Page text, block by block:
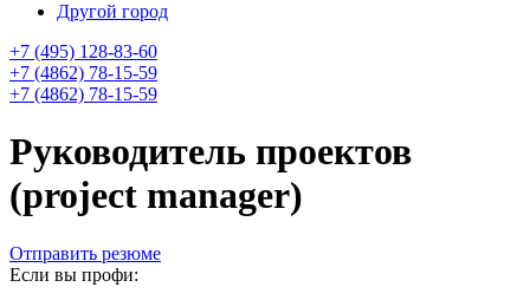
Другой город
+7 (495) 128-83-60
+7 (4862) 78-15-59
+7 (4862) 78-15-59
Руководитель проектов
(project manager)
Отправить резюме
Если вы профи: